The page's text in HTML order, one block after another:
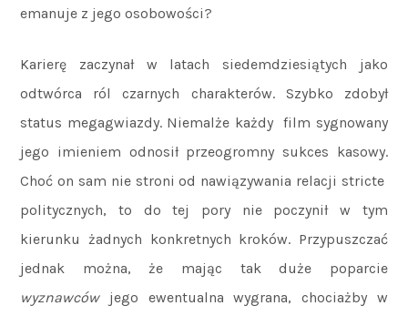
emanuje z jego osobowości?
Karierę zaczynał w latach siedemdziesiątych jako
odtwórca ról czarnych charakterów. Szybko zdobył
status megagwiazdy. Niemalże każdy film sygnowany
jego imieniem odnosił przeogromny sukces kasowy.
Choć on sam nie stroni od nawiązywania relacji stricte
politycznych, to do tej pory nie poczynił w tym
kierunku żadnych konkretnych kroków. Przypuszczać
jednak można, że mając tak duże poparcie
wyznawców jego ewentualna wygrana, chociażby w